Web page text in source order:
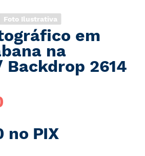
Foto Ilustrativa
em
na
2614
no PIX